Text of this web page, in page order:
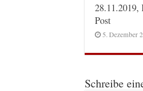
28.11.2019,
Post
5. Dezember
Schreibe